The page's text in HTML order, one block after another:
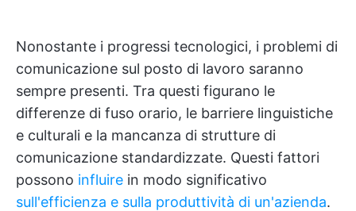
Nonostante i progressi tecnologici, i problemi di
comunicazione sul posto di lavoro saranno
sempre presenti. Tra questi figurano le
differenze di fuso orario, le barriere linguistiche
e culturali e la mancanza di strutture di
comunicazione standardizzate. Questi fattori
possono influire in modo significativo
sull'efficienza e sulla produttività di un'azienda.